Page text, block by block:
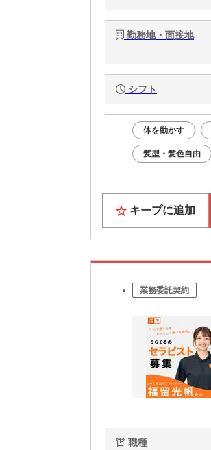
勤務地・面接地
シフト
体を動かす
髪型・髪色自由
キープに追加
業務委託契約
職種